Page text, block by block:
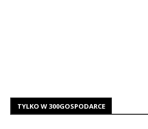
TYLKO W 300GOSPODARCE